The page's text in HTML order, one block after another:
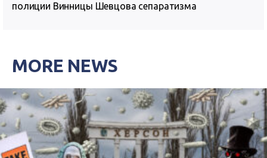
полиции Винницы Шевцова сепаратизма
MORE NEWS